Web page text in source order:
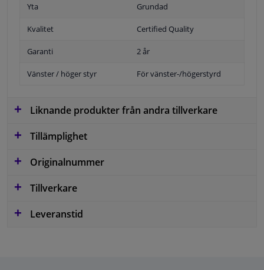
Yta Grundad
Kvalitet Certified Quality
Garanti 2 år
Vänster / höger styr För vänster-/högerstyrd
Liknande produkter från andra tillverkare
Tillämplighet
Originalnummer
Tillverkare
Leveranstid